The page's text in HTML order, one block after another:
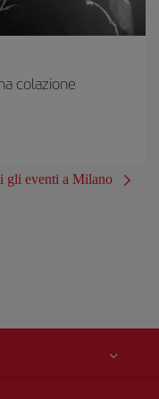
colazione
gli eventi a Milano